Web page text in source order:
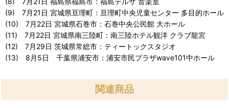
(9) 7月21日 宮城県亘理町：亘理町中央児童センター 多目的ホール
(10) 7月22日 宮城県石巻市：石巻中央公民館 大ホール
(11) 7月22日 宮城県南三陸町：南三陸ホテル観洋 クラブ龍宮
(12) 7月29日 茨城県常総市：ティートックスタジオ
(13) 8月5日 千葉県浦安市：浦安市民プラザwave101中ホール
関連商品